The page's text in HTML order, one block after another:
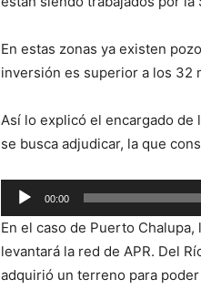
En estas zonas ya existen
inversión es superior a los 32
Así lo explicó el encargado de
se busca adjudicar, la que
Reproductor
de
audio
00:00
En el caso de Puerto
levantará la red de APR. Del
adquirió un terreno para